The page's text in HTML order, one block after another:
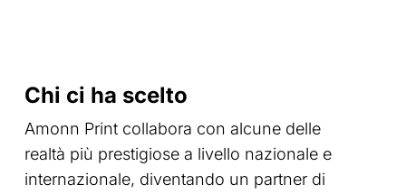
Chi ci ha scelto
Amonn Print collabora con alcune delle
realtà più prestigiose a livello nazionale e
internazionale, diventando un partner di